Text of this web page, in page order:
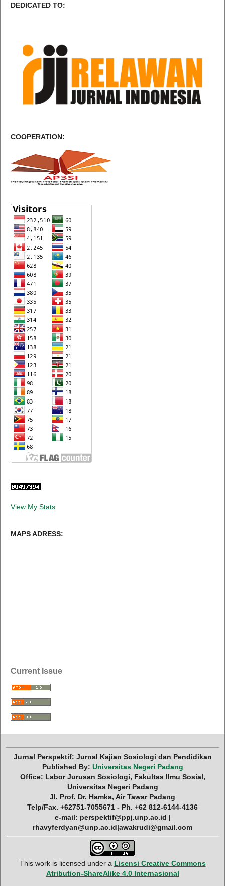
DEDICATED TO:
COOPERATION:
View My Stats
MAPS ADRESS:
Current Issue
Jurnal Perspektif: Jurnal Kajian Sosiologi dan Pendidikan
Published By: Universitas Negeri Padang
Office: Labor Jurusan Sosiologi, Fakultas Ilmu Sosial,
Universitas Negeri Padang
Jl. Prof. Dr. Hamka, Air Tawar Padang
Telp/Fax. +62751-7055671 - Ph. +62 812-6144-4136
e-mail: perspektif@ppj.unp.ac.id |
rhavyferdyan@unp.ac.id|awakrudi@gmail.com
This work is licensed under a Lisensi Creative Commons
Atribution-ShareAlike 4.0 Internasional